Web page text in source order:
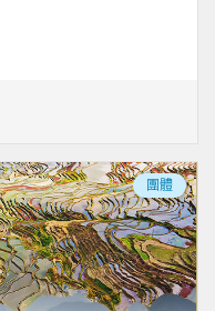
團體